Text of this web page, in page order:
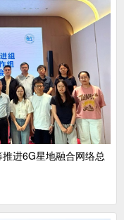
进6G星地融合网络总